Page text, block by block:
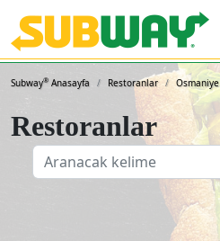
Subway® Anasayfa Restoranlar Osmaniye
Restoranlar